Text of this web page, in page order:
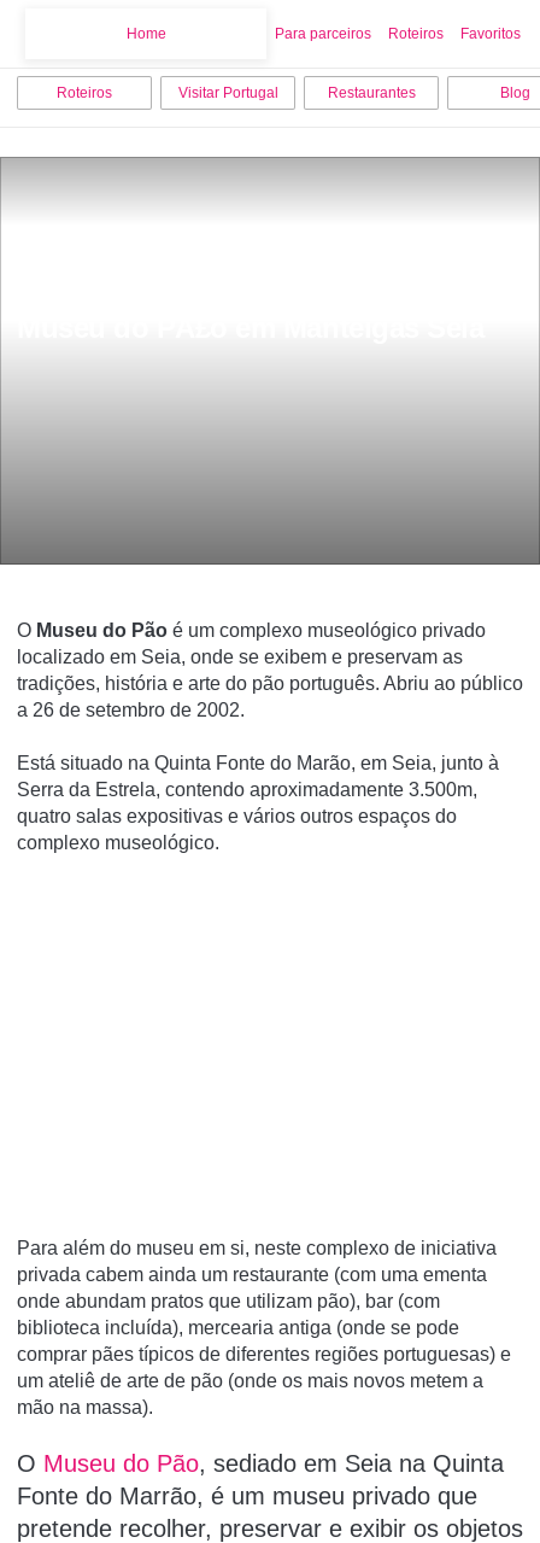
Home Para parceiros Roteiros Favoritos
Roteiros Visitar Portugal Restaurantes Blog
O Museu do Pão é um complexo museológico privado
localizado em Seia, onde se exibem e preservam as
tradições, história e arte do pão português. Abriu ao público
a 26 de setembro de 2002.
Está situado na Quinta Fonte do Marão, em Seia, junto à
Serra da Estrela, contendo aproximadamente 3.500m,
quatro salas expositivas e vários outros espaços do
complexo museológico.
Para além do museu em si, neste complexo de iniciativa
privada cabem ainda um restaurante (com uma ementa
onde abundam pratos que utilizam pão), bar (com
biblioteca incluí­da), mercearia antiga (onde se pode
comprar pães tí­picos de diferentes regiões portuguesas) e
um ateliê de arte de pão (onde os mais novos metem a
mão na massa).
O Museu do Pão, sediado em Seia na Quinta
Fonte do Marrão, é um museu privado que
pretende recolher, preservar e exibir os objetos